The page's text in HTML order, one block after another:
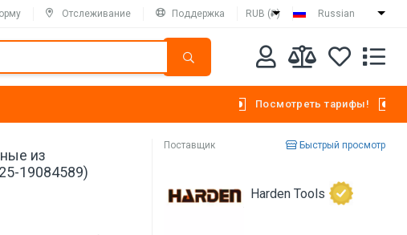
Отслеживание Поддержка RUB (₽) Russian
Посмотреть тарифы!
из
19084589)
Поставщик Быстрый просмотр
Harden Tools